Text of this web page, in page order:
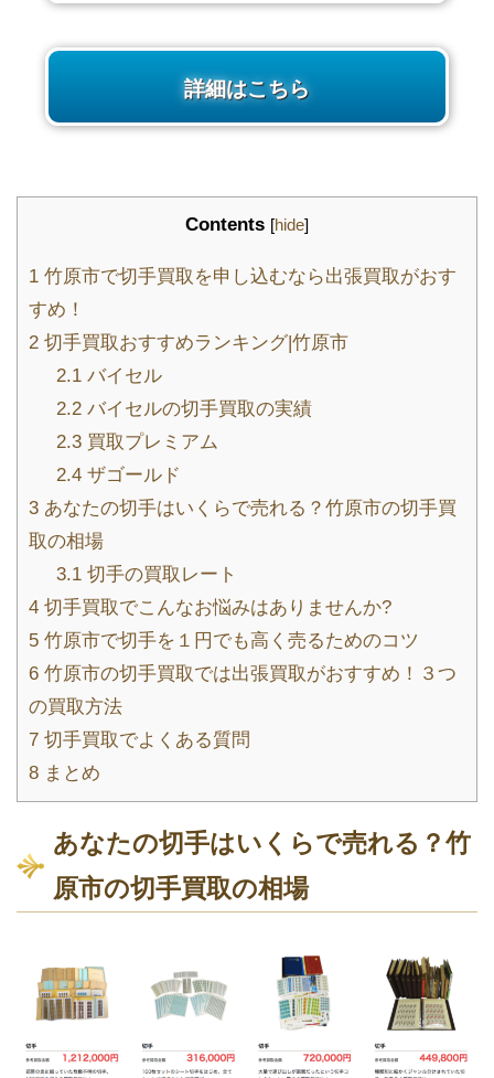
詳細はこちら
Contents [hide]
1 竹原市で切手買取を申し込むなら出張買取がおす
すめ！
2 切手買取おすすめランキング|竹原市
2.1 バイセル
2.2 バイセルの切手買取の実績
2.3 買取プレミアム
2.4 ザゴールド
3 あなたの切手はいくらで売れる？竹原市の切手買
取の相場
3.1 切手の買取レート
4 切手買取でこんなお悩みはありませんか?
5 竹原市で切手を１円でも高く売るためのコツ
6 竹原市の切手買取では出張買取がおすすめ！３つ
の買取方法
7 切手買取でよくある質問
8 まとめ
あなたの切手はいくらで売れる？竹
原市の切手買取の相場